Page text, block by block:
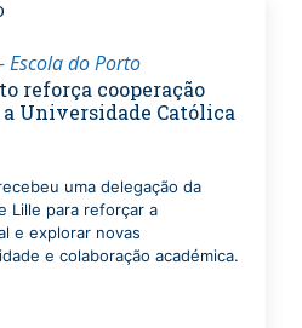
Escola do Porto
reforça cooperação
Universidade Católica
uma delegação da
Lille para reforçar a
e explorar novas
e colaboração académica.